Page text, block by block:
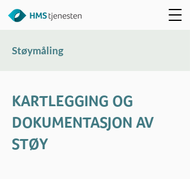
Støymåling
KARTLEGGING OG
DOKUMENTASJON AV
STØY